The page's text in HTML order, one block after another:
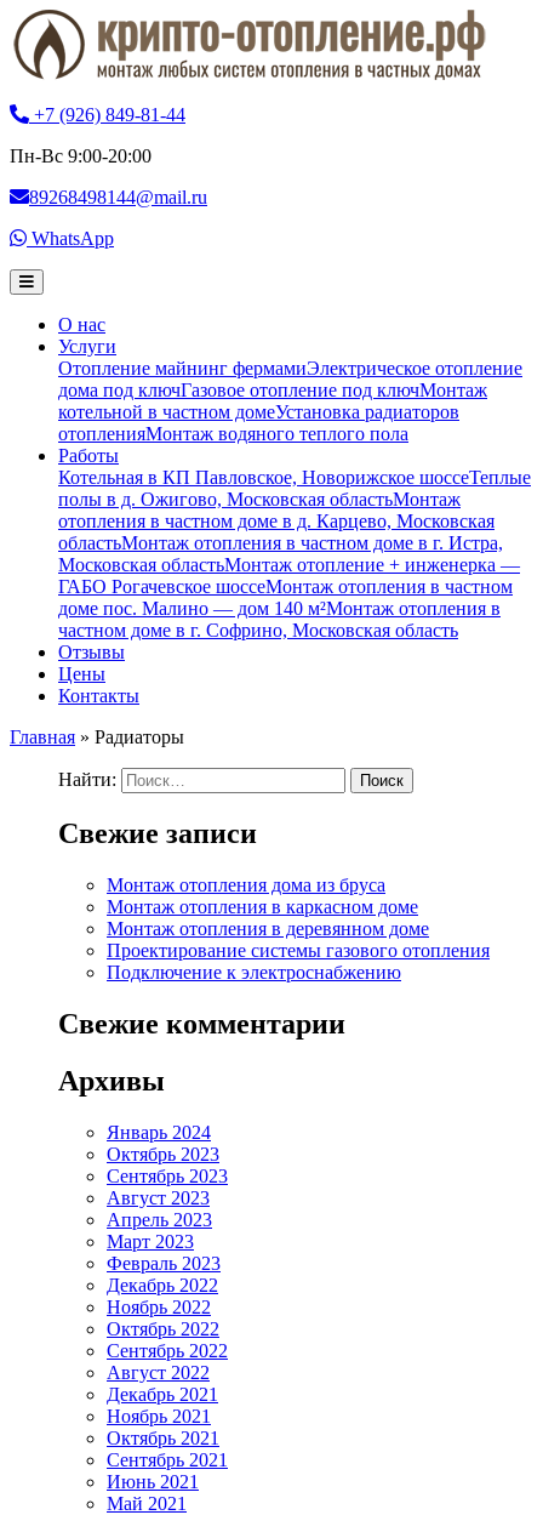
+7 (926) 849-81-44
Пн-Вс 9:00-20:00
89268498144@mail.ru
WhatsApp
О нас
Услуги
Отопление майнинг фермамиЭлектрическое отопление
дома под ключГазовое отопление под ключМонтаж
котельной в частном домеУстановка радиаторов
отопленияМонтаж водяного теплого пола
Работы
Котельная в КП Павловское, Новорижское шоссеТеплые
полы в д. Ожигово, Московская областьМонтаж
отопления в частном доме в д. Карцево, Московская
областьМонтаж отопления в частном доме в г. Истра,
Московская областьМонтаж отопление + инженерка —
ГАБО Рогачевское шоссеМонтаж отопления в частном
доме пос. Малино — дом 140 м²Монтаж отопления в
частном доме в г. Софрино, Московская область
Отзывы
Цены
Контакты
Главная » Радиаторы
Найти:
Свежие записи
Монтаж отопления дома из бруса
Монтаж отопления в каркасном доме
Монтаж отопления в деревянном доме
Проектирование системы газового отопления
Подключение к электроснабжению
Свежие комментарии
Архивы
Январь 2024
Октябрь 2023
Сентябрь 2023
Август 2023
Апрель 2023
Март 2023
Февраль 2023
Декабрь 2022
Ноябрь 2022
Октябрь 2022
Сентябрь 2022
Август 2022
Декабрь 2021
Ноябрь 2021
Октябрь 2021
Сентябрь 2021
Июнь 2021
Май 2021